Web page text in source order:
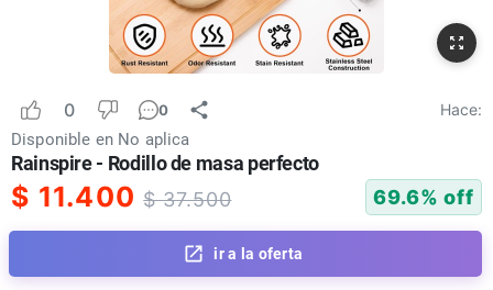
0 0 Hace:
Disponible en No aplica
Rainspire - Rodillo de masa perfecto
$ 11.400 $37.500 69.6% off
ir a la oferta